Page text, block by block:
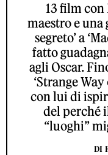
13 film
maestro e una
segreto’ a
fatto
agli Oscar.
‘Strange
con lui di
del perché
“luoghi”
DI